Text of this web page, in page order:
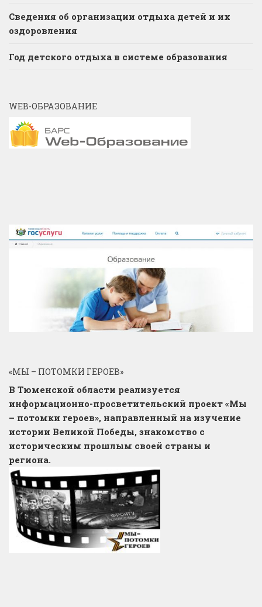
Сведения об организации отдыха детей и их
оздоровления
Год детского отдыха в системе образования
WEB-ОБРАЗОВАНИЕ
«МЫ – ПОТОМКИ ГЕРОЕВ»
В Тюменской области реализуется
информационно-просветительский проект «Мы
– потомки героев», направленный на изучение
истории Великой Победы, знакомство с
историческим прошлым своей страны и
региона.